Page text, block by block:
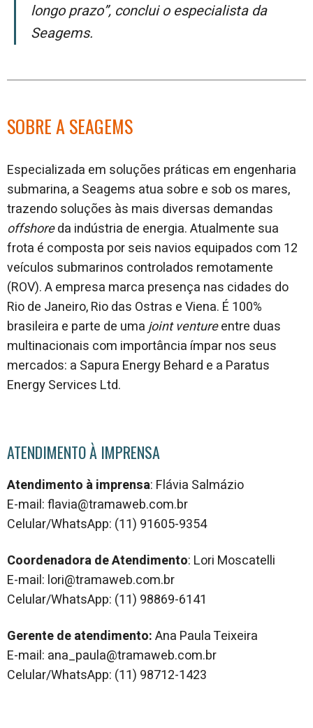
longo prazo”, conclui o especialista da
Seagems.
SOBRE A SEAGEMS
Especializada em soluções práticas em engenharia
submarina, a Seagems atua sobre e sob os mares,
trazendo soluções às mais diversas demandas
offshoreda indústria de energia. Atualmente sua
frota é composta por seis navios equipados com 12
veículos submarinos controlados remotamente
(ROV). A empresa marca presença nas cidades do
Rio de Janeiro, Rio das Ostras e Viena. É 100%
brasileira e parte de umajoint ventureentre duas
multinacionais com importância ímpar nos seus
mercados: a Sapura Energy Behard e a Paratus
Energy Services Ltd.
ATENDIMENTO À IMPRENSA
Atendimento à imprensa: Flávia Salmázio
E-mail: flavia@tramaweb.com.br
Celular/WhatsApp: (11) 91605-9354
Coordenadora de Atendimento: Lori Moscatelli
E-mail: lori@tramaweb.com.br
Celular/WhatsApp: (11) 98869-6141
Gerente de atendimento:Ana Paula Teixeira
E-mail: ana_paula@tramaweb.com.br
Celular/WhatsApp: (11) 98712-1423